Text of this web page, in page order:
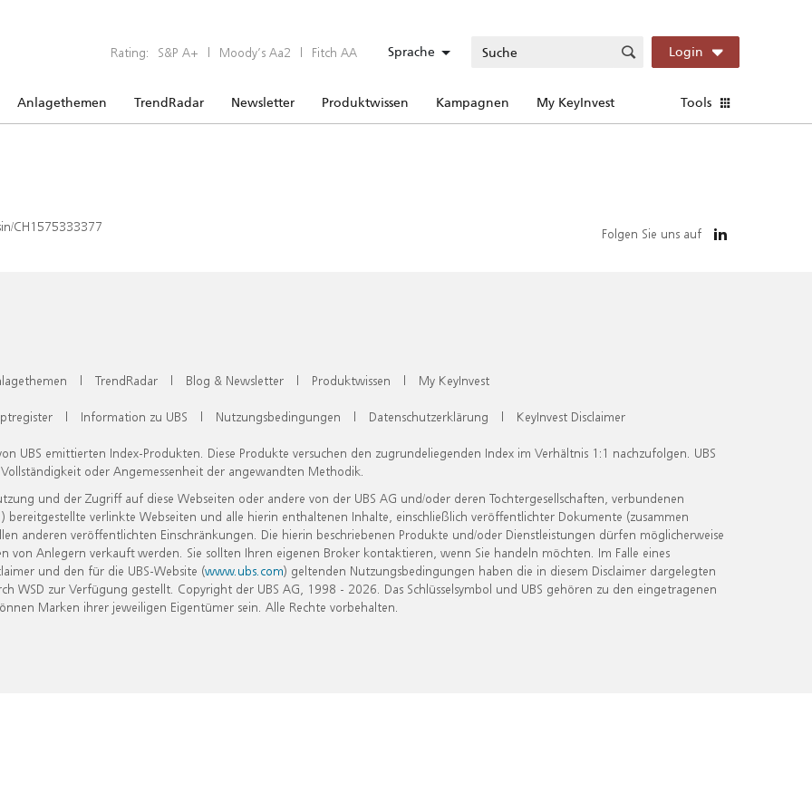
Rating: S&P A+ | Moody’s Aa2 | Fitch AA Sprache Login
Anlagethemen TrendRadar Newsletter Produktwissen Kampagnen My KeyInvest Tools
CH1575333377 Folgen Sie uns auf
| TrendRadar | Blog & Newsletter | Produktwissen | My KeyInvest
| Information zu UBS | Nutzungsbedingungen | Datenschutzerklärung | KeyInvest Disclaimer
UBS emittierten Index-Produkten. Diese Produkte versuchen den zugrundeliegenden Index im Verhältnis 1:1 nachzufolgen. UBS
oder Angemessenheit der angewandten Methodik.
und der Zugriff auf diese Webseiten oder andere von der UBS AG und/oder deren Tochtergesellschaften, verbundenen
verlinkte Webseiten und alle hierin enthaltenen Inhalte, einschließlich veröffentlichter Dokumente (zusammen
anderen veröffentlichten Einschränkungen. Die hierin beschriebenen Produkte und/oder Dienstleistungen dürfen möglicherweise
Anlegern verkauft werden. Sie sollten Ihren eigenen Broker kontaktieren, wenn Sie handeln möchten. Im Falle eines
und den für die UBS-Website (www.ubs.com) geltenden Nutzungsbedingungen haben die in diesem Disclaimer dargelegten
zur Verfügung gestellt. Copyright der UBS AG, 1998 - 2026. Das Schlüsselsymbol und UBS gehören zu den eingetragenen
Marken ihrer jeweiligen Eigentümer sein. Alle Rechte vorbehalten.